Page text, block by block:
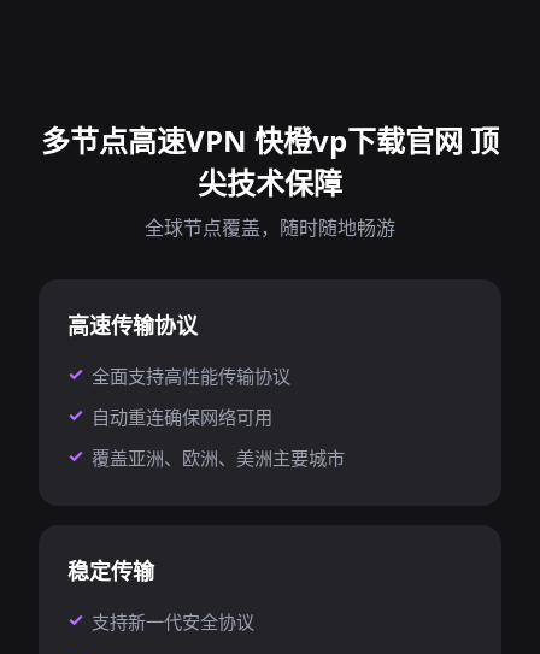
多节点高速VPN 快橙vp下载官网 顶
尖技术保障
全球节点覆盖，随时随地畅游
高速传输协议
全面支持高性能传输协议
自动重连确保网络可用
覆盖亚洲、欧洲、美洲主要城市
稳定传输
支持新一代安全协议